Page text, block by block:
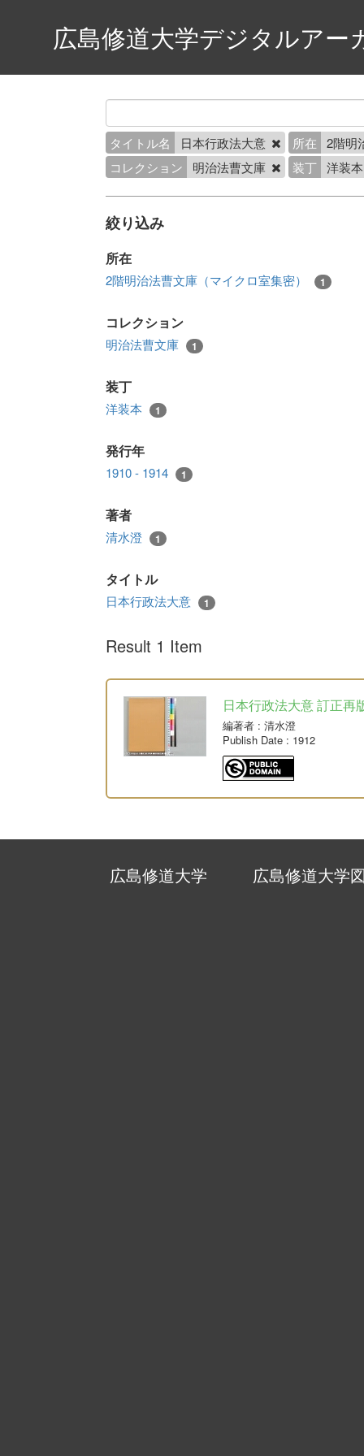
広島修道大学デジタルアー
タイトル名 日本行政法大意 所在
2階明
コレクション
明治法曹文庫 装丁 洋装
絞り込み
所在
2階明治法曹文庫（マイクロ室集密） 1
コレクション
明治法曹文庫 1
装丁
洋装本 1
発行年
1910 - 1914 1
著者
清水澄 1
タイトル
日本行政法大意 1
Result 1 Item
日本行政法大意 訂正再
編著者 : 清水澄
Publish Date : 1912
広島修道大学 広島修道大学